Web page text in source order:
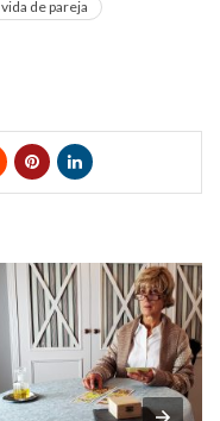
vida de pareja